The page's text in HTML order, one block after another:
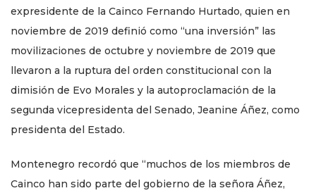
expresidente de la Cainco Fernando Hurtado, quien en
noviembre de 2019 definió como “una inversión” las
movilizaciones de octubre y noviembre de 2019 que
llevaron a la ruptura del orden constitucional con la
dimisión de Evo Morales y la autoproclamación de la
segunda vicepresidenta del Senado, Jeanine Áñez, como
presidenta del Estado.
Montenegro recordó que “muchos de los miembros de
Cainco han sido parte del gobierno de la señora Áñez,